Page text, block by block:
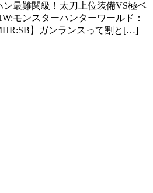
ン最難関級！太刀上位装備VS極ベ
モンスターハンターワールド：
】ガンランスって割と[…]